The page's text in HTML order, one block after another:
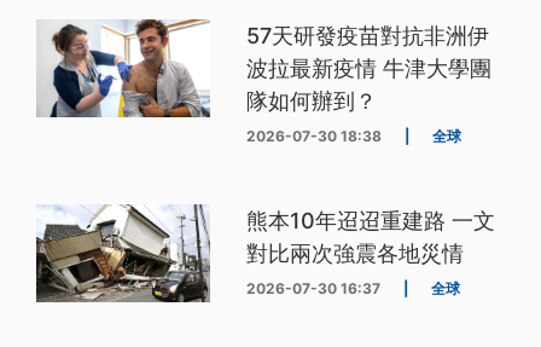
57天研發疫苗對抗非洲伊
波拉最新疫情 牛津大學團
隊如何辦到？
2026-07-30 18:38 全球
熊本10年迢迢重建路 一文
對比兩次強震各地災情
2026-07-30 16:37 全球